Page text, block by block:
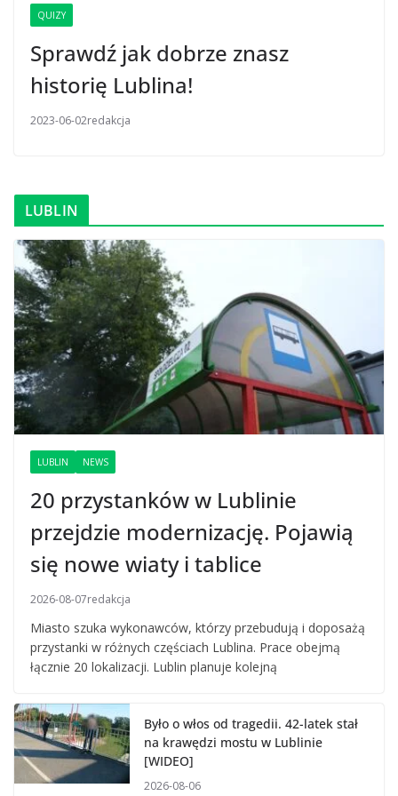
QUIZY
Sprawdź jak dobrze znasz
historię Lublina!
2023-06-02redakcja
LUBLIN
LUBLIN NEWS
20 przystanków w Lublinie
przejdzie modernizację. Pojawią
się nowe wiaty i tablice
2026-08-07redakcja
Miasto szuka wykonawców, którzy przebudują i doposażą
przystanki w różnych częściach Lublina. Prace obejmą
łącznie 20 lokalizacji. Lublin planuje kolejną
Było o włos od tragedii. 42-latek stał
na krawędzi mostu w Lublinie
[WIDEO]
2026-08-06